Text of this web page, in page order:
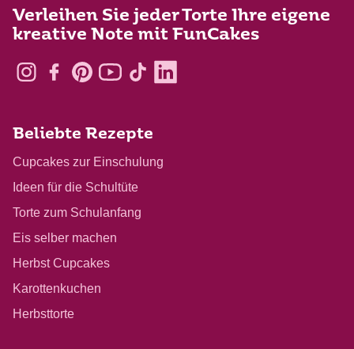
Verleihen Sie jeder Torte Ihre eigene
kreative Note mit FunCakes
Beliebte Rezepte
Cupcakes zur Einschulung
Ideen für die Schultüte
Torte zum Schulanfang
Eis selber machen
Herbst Cupcakes
Karottenkuchen
Herbsttorte